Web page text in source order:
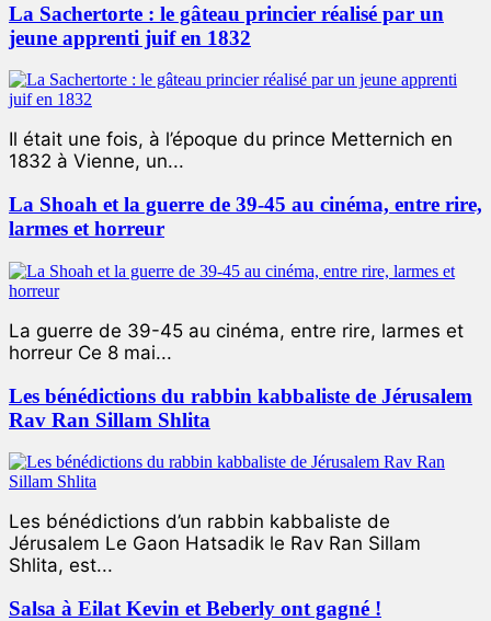
La Sachertorte : le gâteau princier réalisé par un
jeune apprenti juif en 1832
Il était une fois, à l’époque du prince Metternich en
1832 à Vienne, un...
La Shoah et la guerre de 39-45 au cinéma, entre rire,
larmes et horreur
La guerre de 39-45 au cinéma, entre rire, larmes et
horreur Ce 8 mai...
Les bénédictions du rabbin kabbaliste de Jérusalem
Rav Ran Sillam Shlita
Les bénédictions d’un rabbin kabbaliste de
Jérusalem Le Gaon Hatsadik le Rav Ran Sillam
Shlita, est...
Salsa à Eilat Kevin et Beberly ont gagné !